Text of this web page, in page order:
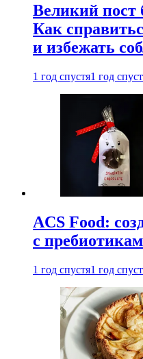
Великий пост
Как
и избежать
1 год спустя1 год
ACS Food:
с
1 год спустя1 год